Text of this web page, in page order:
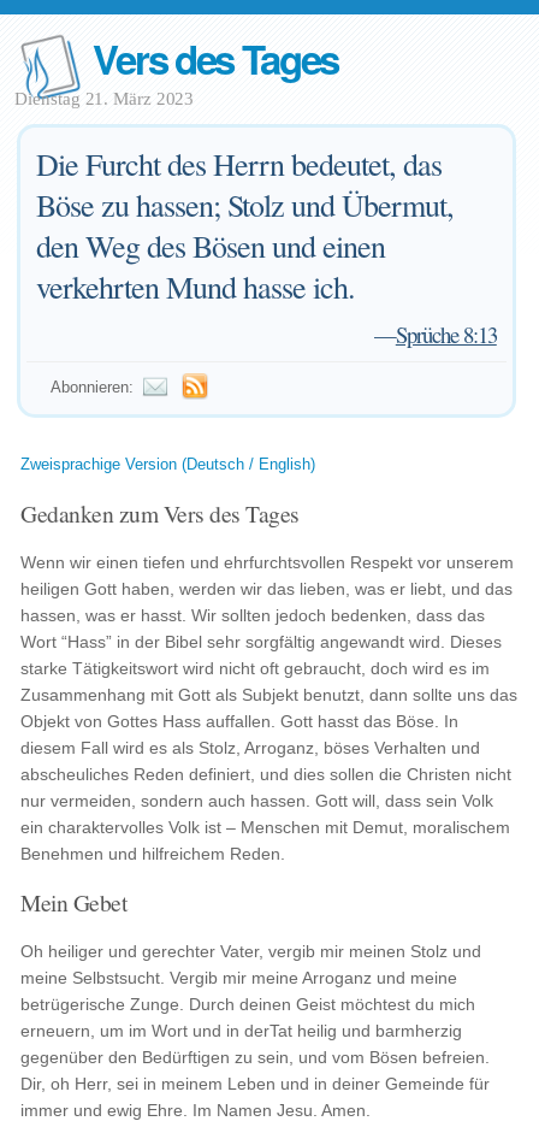
Vers des Tages
Dienstag 21. März 2023
Die Furcht des Herrn bedeutet, das
Böse zu hassen; Stolz und Übermut,
den Weg des Bösen und einen
verkehrten Mund hasse ich.
—Sprüche 8:13
Abonnieren:
Zweisprachige Version (Deutsch / English)
Gedanken zum Vers des Tages
Wenn wir einen tiefen und ehrfurchtsvollen Respekt vor unserem
heiligen Gott haben, werden wir das lieben, was er liebt, und das
hassen, was er hasst. Wir sollten jedoch bedenken, dass das
Wort “Hass” in der Bibel sehr sorgfältig angewandt wird. Dieses
starke Tätigkeitswort wird nicht oft gebraucht, doch wird es im
Zusammenhang mit Gott als Subjekt benutzt, dann sollte uns das
Objekt von Gottes Hass auffallen. Gott hasst das Böse. In
diesem Fall wird es als Stolz, Arroganz, böses Verhalten und
abscheuliches Reden definiert, und dies sollen die Christen nicht
nur vermeiden, sondern auch hassen. Gott will, dass sein Volk
ein charaktervolles Volk ist – Menschen mit Demut, moralischem
Benehmen und hilfreichem Reden.
Mein Gebet
Oh heiliger und gerechter Vater, vergib mir meinen Stolz und
meine Selbstsucht. Vergib mir meine Arroganz und meine
betrügerische Zunge. Durch deinen Geist möchtest du mich
erneuern, um im Wort und in derTat heilig und barmherzig
gegenüber den Bedürftigen zu sein, und vom Bösen befreien.
Dir, oh Herr, sei in meinem Leben und in deiner Gemeinde für
immer und ewig Ehre. Im Namen Jesu. Amen.